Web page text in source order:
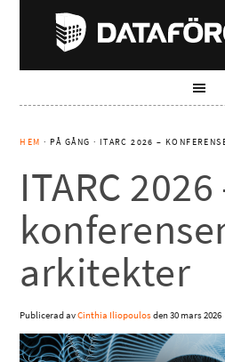
HEM · PÅ GÅNG · ITARC 2026 –
ITARC 2026
arkitekter
Publicerad avCinthia Iliopoulosden30 mars 2026